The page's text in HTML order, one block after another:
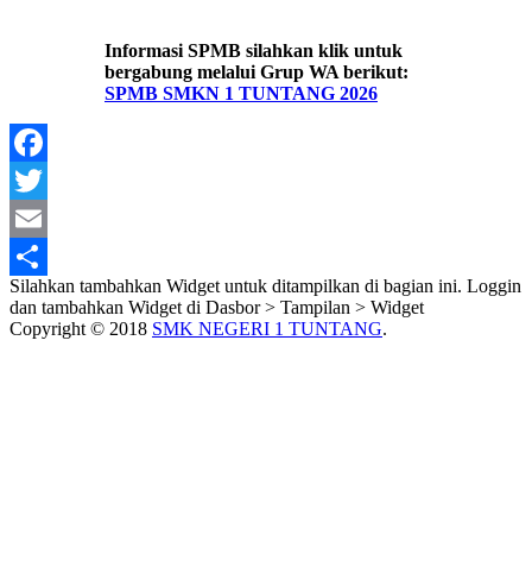
Informasi SPMB silahkan klik untuk
bergabung melalui Grup WA berikut:
SPMB SMKN 1 TUNTANG 2026
Facebook
Twitter
Email
Share
Silahkan tambahkan Widget untuk ditampilkan di bagian ini. Loggin
dan tambahkan Widget di Dasbor > Tampilan > Widget
Copyright © 2018 SMK NEGERI 1 TUNTANG.